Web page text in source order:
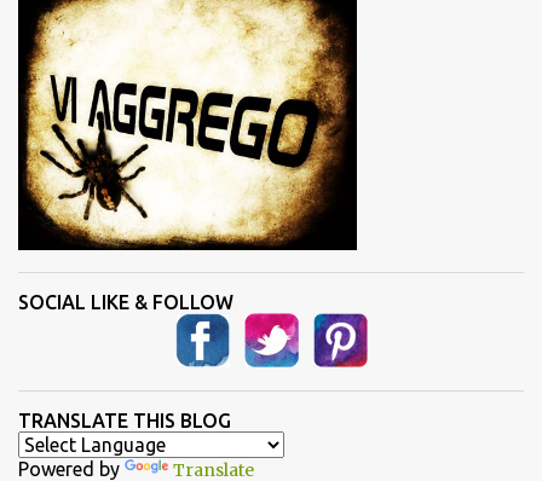
SOCIAL LIKE & FOLLOW
TRANSLATE THIS BLOG
Powered by Translate